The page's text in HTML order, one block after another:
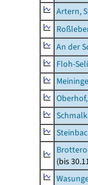
Artern,
An der
Floh-
(bis